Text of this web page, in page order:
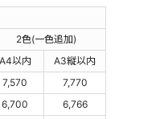
2色(一色追加)
A4以内
A3縦以内
7,570
7,770
6,700
6,766